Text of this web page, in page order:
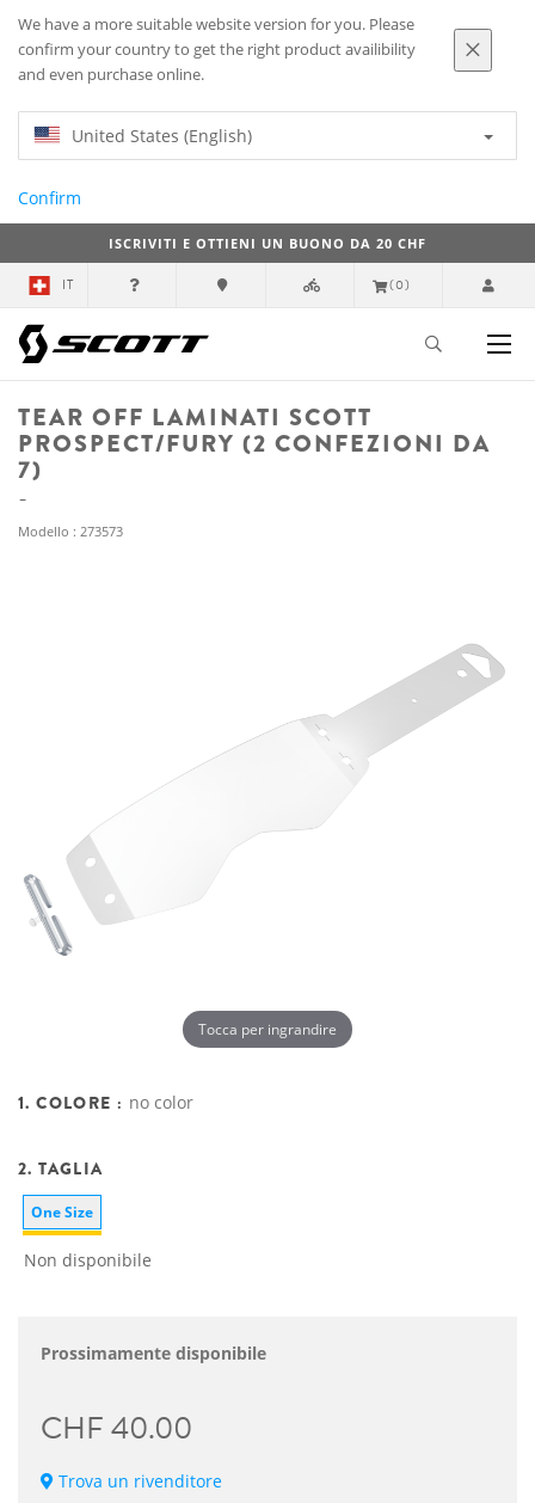
We have a more suitable website version for you. Please
confirm your country to get the right product availibility
and even purchase online.
United States (English)
Confirm
ISCRIVITI E OTTIENI UN BUONO DA 20 CHF
IT (0)
TEAR OFF LAMINATI SCOTT
PROSPECT/FURY (2 CONFEZIONI DA
7)
Modello : 273573
Tocca per ingrandire
1. COLORE : no color
2. TAGLIA
One Size
Non disponibile
Prossimamente disponibile
CHF 40.00
Trova un rivenditore